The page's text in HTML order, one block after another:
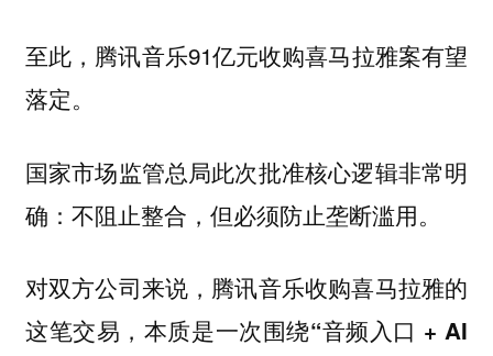
至此，腾讯音乐91亿元收购喜马拉雅案有望
落定。
国家市场监管总局此次批准核心逻辑非常明
确： 不阻止整合，但必须防止垄断滥用。
对双方公司来说，腾讯音乐收购喜马拉雅的
这笔交易， 本质是一次围绕“音频入口 + AI